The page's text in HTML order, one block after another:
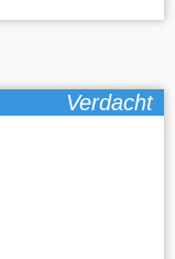
Verdacht